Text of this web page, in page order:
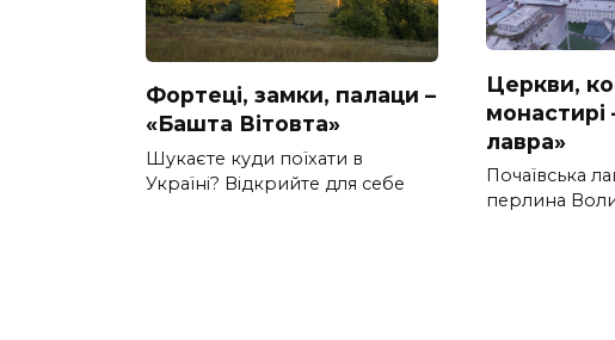
Фортеці, замки, палаци –
«Башта Вітовта»
Шукаєте куди поїхати в
Україні? Відкрийте для себе
Церкви,
монастирі
лавра»
Почаївська
перлина